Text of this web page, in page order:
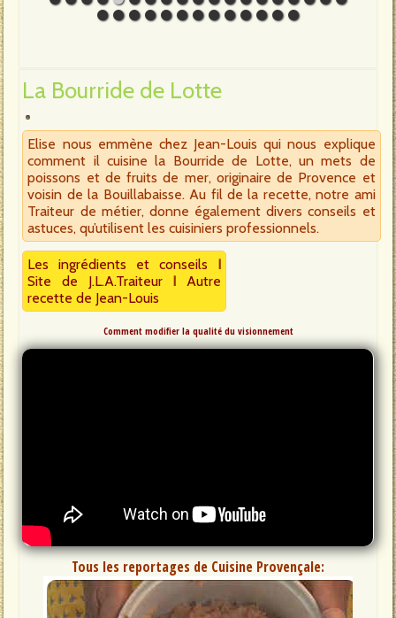
La Bourride de Lotte
Elise nous emmène chez Jean-Louis qui nous explique
comment il cuisine la Bourride de Lotte, un mets de
poissons et de fruits de mer, originaire de Provence et
voisin de la Bouillabaisse. Au fil de la recette, notre ami
Traiteur de métier, donne également divers conseils et
astuces, qu’utilisent les cuisiniers professionnels.
Les ingrédients et conseils
I
Site de J.L.A.Traiteur
I
Autre
recette de Jean-Louis
Comment modifier la qualité du visionnement
Tous les reportages de Cuisine Provençale: